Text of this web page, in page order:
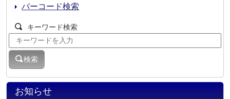
お知らせ
バーコード検索
キーワード検索
検索